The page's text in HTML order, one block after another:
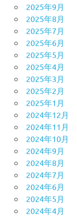
2025年9月
2025年8月
2025年7月
2025年6月
2025年5月
2025年4月
2025年3月
2025年2月
2025年1月
2024年12月
2024年11月
2024年10月
2024年9月
2024年8月
2024年7月
2024年6月
2024年5月
2024年4月